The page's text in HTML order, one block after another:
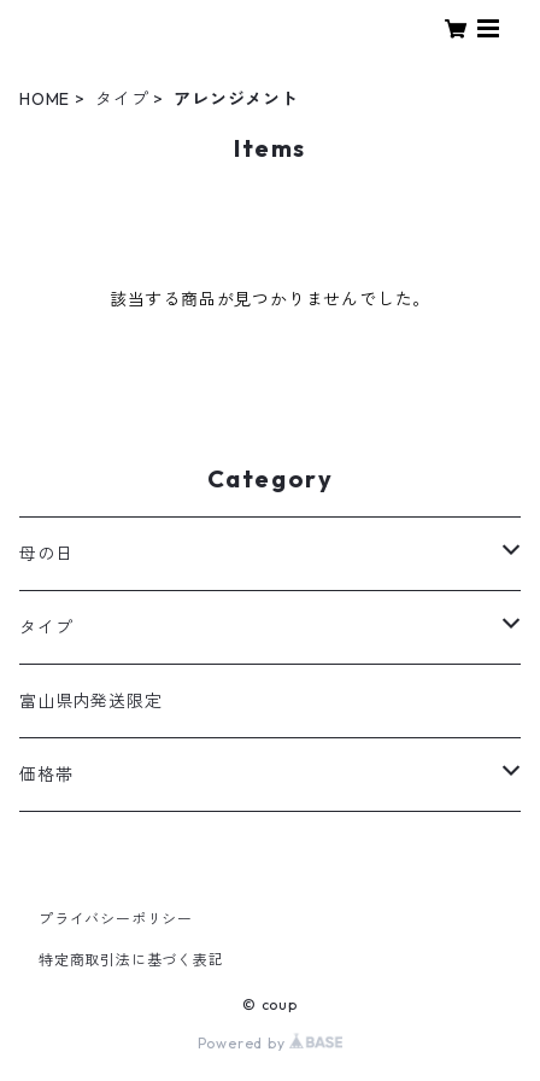
HOME タイプ アレンジメント
Items
該当する商品が見つかりませんでした。
Category
母の日
アレンジメント
タイプ
アレンジメント
デザイナーズ
胡蝶蘭
富山県内発送限定
価格帯
5,000円～10,000円
プライバシーポリシー
特定商取引法に基づく表記
© coup
Powered by